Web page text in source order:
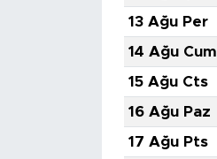
13 Ağu Per
14 Ağu Cum
15 Ağu Cts
16 Ağu Paz
17 Ağu Pts